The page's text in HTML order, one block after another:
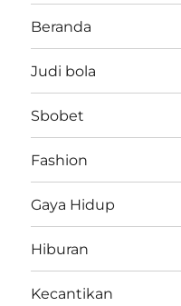
Beranda
Judi bola
Sbobet
Fashion
Gaya Hidup
Hiburan
Kecantikan